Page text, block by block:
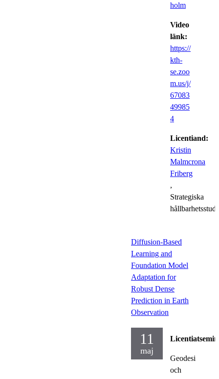
holm
Video
länk:
https://
kth-
se.zoo
m.us/j/
67083
49985
4
Licentiand:
Kristin
Malmcrona
Friberg
,
Strategiska
Diffusion-Based
Learning and
Foundation Model
Adaptation for
Robust Dense
Prediction in Earth
Observation
11
maj
Geodesi
och